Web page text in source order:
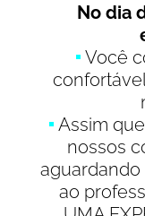
No dia
Você
Assim
nossos
aguardando
ao